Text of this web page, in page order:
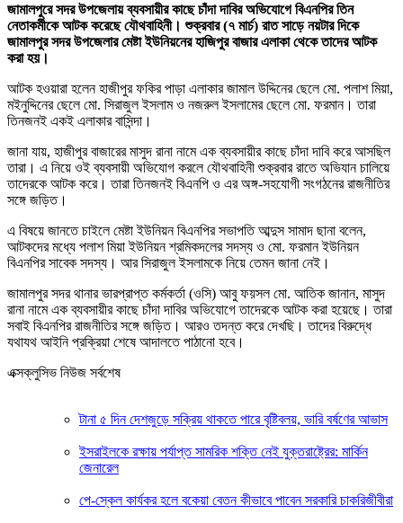
জামালপুরে সদর উপজেলায় ব্যবসায়ীর কাছে চাঁদা দাবির অভিযোগে বিএনপির তিন
নেতাকর্মীকে আটক করেছে যৌথবাহিনী। শুক্রবার (৭ মার্চ) রাত সাড়ে নয়টার দিকে
জামালপুর সদর উপজেলার মেষ্টা ইউনিয়নের হাজিপুর বাজার এলাকা থেকে তাদের আটক
করা হয়।
আটক হওয়ারা হলেন হাজীপুর ফকির পাড়া এলাকার জামাল উদ্দিনের ছেলে মো. পলাশ মিয়া,
মইনুদ্দিনের ছেলে মো. সিরাজুল ইসলাম ও নজরুল ইসলামের ছেলে মো. ফরমান। তারা
তিনজনই একই এলাকার বাসিন্দা।
জানা যায়, হাজীপুর বাজারের মাসুদ রানা নামে এক ব্যবসায়ীর কাছে চাঁদা দাবি করে আসছিল
তারা। এ নিয়ে ওই ব্যবসায়ী অভিযোগ করলে যৌথবাহিনী শুক্রবার রাতে অভিযান চালিয়ে
তাদেরকে আটক করে। তারা তিনজনই বিএনপি ও এর অঙ্গ-সহযোগী সংগঠনের রাজনীতির
সঙ্গে জড়িত।
এ বিষয়ে জানতে চাইলে মেষ্টা ইউনিয়ন বিএনপির সভাপতি আব্দুস সামাদ ছানা বলেন,
আটকদের মধ্যে পলাশ মিয়া ইউনিয়ন শ্রমিকদলের সদস্য ও মো. ফরমান ইউনিয়ন
বিএনপির সাবেক সদস্য। আর সিরাজুল ইসলামকে ‍নিয়ে তেমন জানা নেই।
জামালপুর সদর থানার ভারপ্রাপ্ত কর্মকর্তা (ওসি) আবু ফয়সল মো. আতিক জানান, মাসুদ
রানা নামে এক ব্যবসায়ীর কাছে চাঁদা দাবির অভিযোগে তাদেরকে আটক করা হয়েছে। তারা
সবাই বিএনপির রাজনীতির সঙ্গে জড়িত। আরও তদন্ত করে দেখছি। তাদের বিরুদ্ধে
যথাযথ আইনি প্রক্রিয়া শেষে আদালতে পাঠানো হবে।
এক্সক্লুসিভ নিউজ সর্বশেষ
টানা ৫ দিন দেশজুড়ে সক্রিয় থাকতে পারে বৃষ্টিবলয়, ভারি বর্ষণের আভাস
ইসরাইলকে রক্ষায় পর্যাপ্ত সামরিক শক্তি নেই যুক্তরাষ্ট্রের: মার্কিন
জেনারেল
পে-স্কেল কার্যকর হলে বকেয়া বেতন কীভাবে পাবেন সরকারি চাকরিজীবীরা